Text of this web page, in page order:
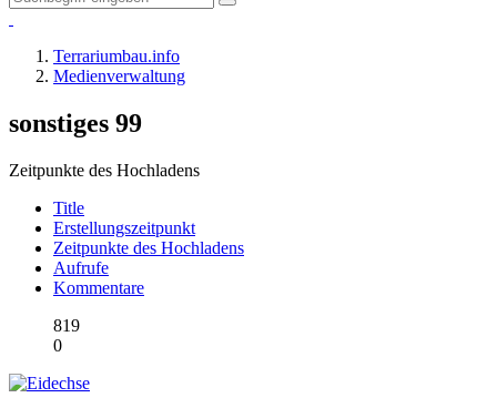
Terrariumbau.info
Medienverwaltung
sonstiges 99
Zeitpunkte des Hochladens
Title
Erstellungszeitpunkt
Zeitpunkte des Hochladens
Aufrufe
Kommentare
819
0